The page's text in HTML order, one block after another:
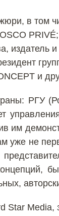
в том
издатель
и
РГУ
им
уже не
Star